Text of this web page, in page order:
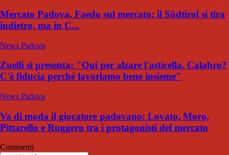
Mercato Padova, Faedo sul mercato: il Südtirol si tira
indietro, ma in C...
News Padova
Zuelli si presenta: "Qui per alzare l'asticella. Calabro?
C'è fiducia perché lavoriamo bene insieme"
News Padova
Va di moda il giocatore padovano: Lovato, Moro,
Pittarello e Ruggero tra i protagonisti del mercato
Commenti